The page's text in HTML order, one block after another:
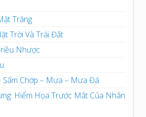
Trăng
Trời Và Trái Đất
Nhược
Sấm Chớp – Mưa – Mưa Đá
Hiểm Họa Trước Mắt Của Nhân